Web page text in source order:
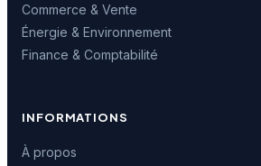
Commerce & Vente
Énergie & Environnement
Finance & Comptabilité
INFORMATIONS
À propos